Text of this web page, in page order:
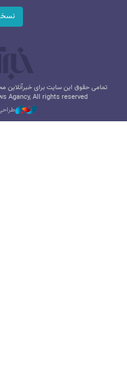
تمامی حقوق این سایت برای خبرآنلاین
Agancy, All rights reserved